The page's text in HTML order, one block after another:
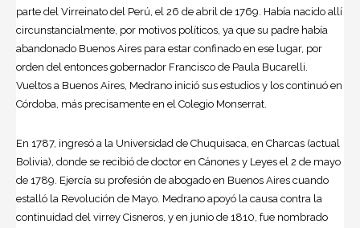
parte del Virreinato del Perú, el 26 de abril de 1769. Había nacido allí
circunstancialmente, por motivos políticos, ya que su padre había
abandonado Buenos Aires para estar confinado en ese lugar, por
orden del entonces gobernador Francisco de Paula Bucarelli.
Vueltos a Buenos Aires, Medrano inició sus estudios y los continuó en
Córdoba, más precisamente en el Colegio Monserrat.
En 1787, ingresó a la Universidad de Chuquisaca, en Charcas (actual
Bolivia), donde se recibió de doctor en Cánones y Leyes el 2 de mayo
de 1789. Ejercía su profesión de abogado en Buenos Aires cuando
estalló la Revolución de Mayo. Medrano apoyó la causa contra la
continuidad del virrey Cisneros, y en junio de 1810, fue nombrado